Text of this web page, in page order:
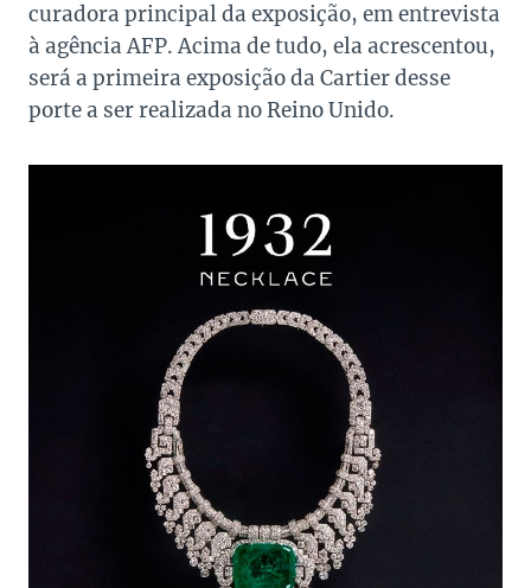
curadora principal da exposição, em entrevista
à agência AFP. Acima de tudo, ela acrescentou,
será a primeira exposição da Cartier desse
porte a ser realizada no Reino Unido.